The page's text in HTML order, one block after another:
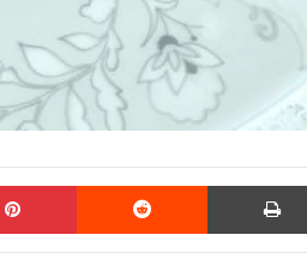
Pinterest Reddit